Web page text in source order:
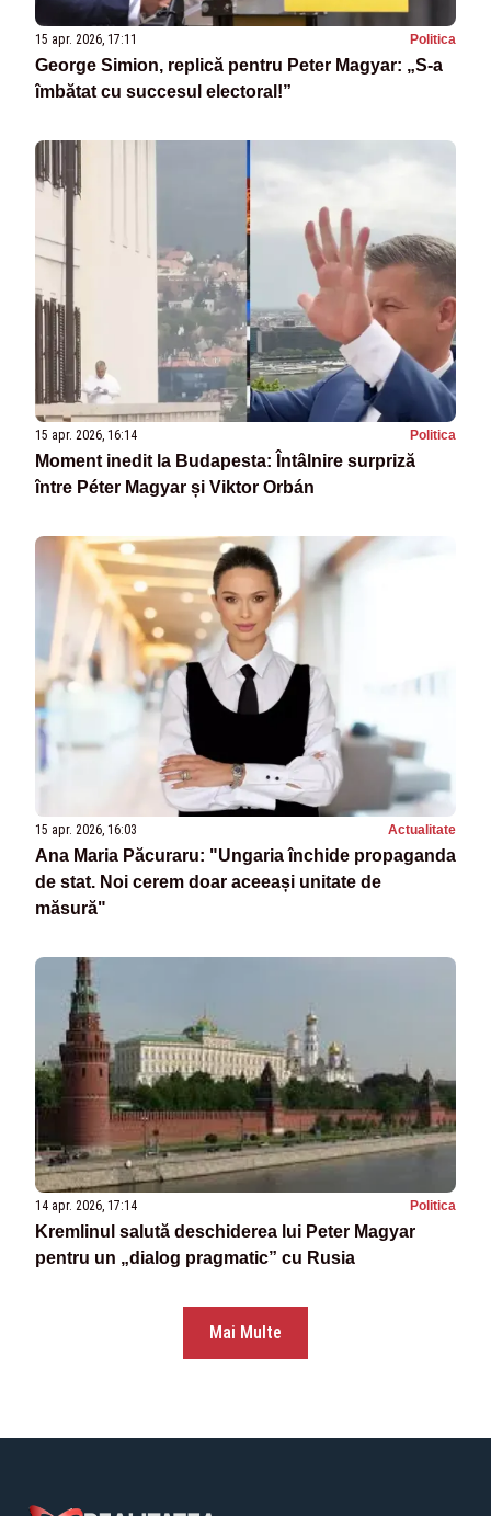
15 apr. 2026, 17:11 Politica
George Simion, replică pentru Peter Magyar: „S-a
îmbătat cu succesul electoral!”
15 apr. 2026, 16:14 Politica
Moment inedit la Budapesta: Întâlnire surpriză
între Péter Magyar și Viktor Orbán
15 apr. 2026, 16:03 Actualitate
Ana Maria Păcuraru: "Ungaria închide propaganda
de stat. Noi cerem doar aceeași unitate de
măsură"
14 apr. 2026, 17:14 Politica
Kremlinul salută deschiderea lui Peter Magyar
pentru un „dialog pragmatic” cu Rusia
Mai Multe